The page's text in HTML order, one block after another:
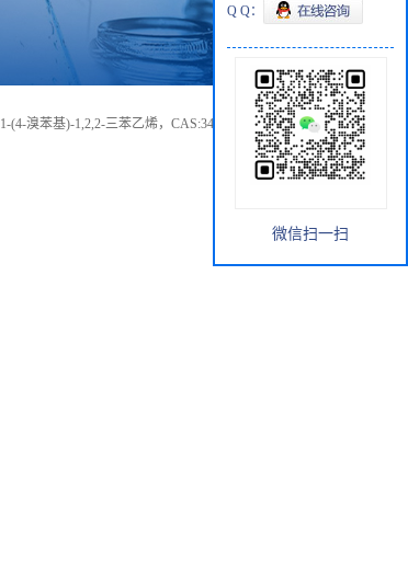
1-(4-溴苯基)-1,2,2-三苯乙烯，CAS:34699-28-0,现货供应
Q Q：
微信扫一扫